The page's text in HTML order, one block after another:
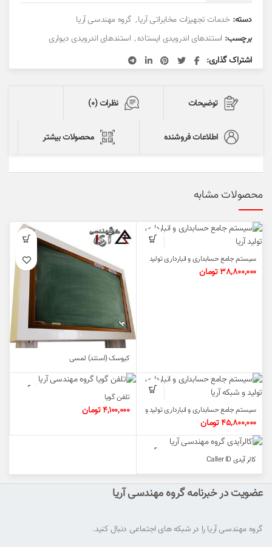
دسته: خدمات تجهیزات مخابراتی آریا, گروه مهندسی آریا
برچسب: استندهای اندرویدی ایستاده, استندهای اندرویدی دیواری
اشتراک گذاری
توضیحات نظرات (0)
اطلاعات فروشنده محصولات بیشتر
محصولات مشابه
سیستم جامع حسابداری و انبارداری تولید
آریا
38,800,000 تومان
کیوسک (استند) لمسی‌
سیستم جامع حسابداری و انبارداری تولید و
شبکه آریا
45,800,000 تومان
تلفن گویا
4,100,000 تومان
کالر آیدی Caller ID
عضویت در خبرنامه گروه مهندسی آریا
گروه مهندسی آریا را در شبکه های اجتماعی دنبال کنید.